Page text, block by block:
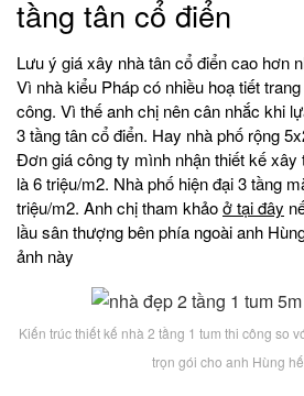
tầng tân cổ điển
Lưu ý giá xây nhà tân cổ điển cao hơn
Vì nhà kiểu Pháp có nhiều hoạ tiết
công. Vì thế anh chị nên cân nhắc khi
3 tầng tân cổ điển. Hay nhà phố rộng
Đơn giá công ty mình nhận thiết kế xây
là 6 triệu/m2. Nhà phố hiện đại 3 tầng
triệu/m2. Anh chị tham khảoở tại đây
lầu sân thượng bên phía ngoài anh
ảnh này
Kiến trúc thiết kế nhà 2 tầng 1 tum thi công so
trọn gói cho anh Hùng